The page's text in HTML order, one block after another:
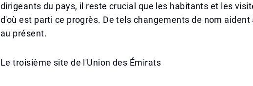
dirigeants du pays, il reste crucial que les habitants et les
d'où est parti ce progrès. De tels changements de nom aident
au présent.
Le troisième site de l'Union des Émirats